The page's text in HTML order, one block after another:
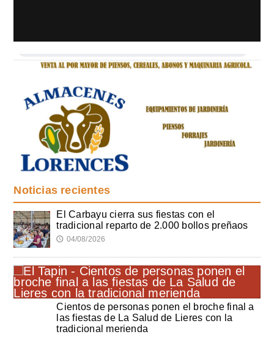
Noticias recientes
El Carbayu cierra sus fiestas con el
tradicional reparto de 2.000 bollos preñaos
🕔 04/08/2026
Cientos de personas ponen el broche final a
las fiestas de La Salud de Lieres con la
tradicional merienda